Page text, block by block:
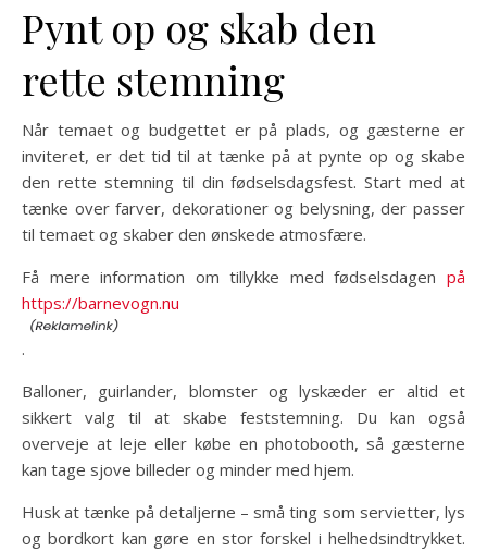
Pynt op og skab den
rette stemning
Når temaet og budgettet er på plads, og gæsterne er
inviteret, er det tid til at tænke på at pynte op og skabe
den rette stemning til din fødselsdagsfest. Start med at
tænke over farver, dekorationer og belysning, der passer
til temaet og skaber den ønskede atmosfære.
Få mere information om tillykke med fødselsdagen på
https://barnevogn.nu
.
Balloner, guirlander, blomster og lyskæder er altid et
sikkert valg til at skabe feststemning. Du kan også
overveje at leje eller købe en photobooth, så gæsterne
kan tage sjove billeder og minder med hjem.
Husk at tænke på detaljerne – små ting som servietter, lys
og bordkort kan gøre en stor forskel i helhedsindtrykket.